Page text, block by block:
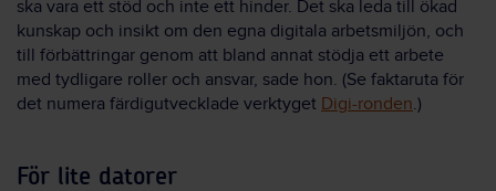
ska vara ett stöd och inte ett hinder. Det ska leda till ökad
kunskap och insikt om den egna digitala arbetsmiljön, och
till förbättringar genom att bland annat stödja ett arbete
med tydligare roller och ansvar, sade hon. (Se faktaruta för
det numera färdigutvecklade verktyget Digi-ronden.)
För lite datorer